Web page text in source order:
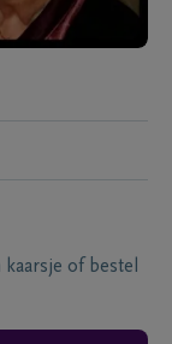
of bestel